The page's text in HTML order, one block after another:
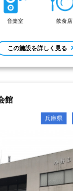
音楽室 飲食店
この施設を詳しく見る
館
兵庫県